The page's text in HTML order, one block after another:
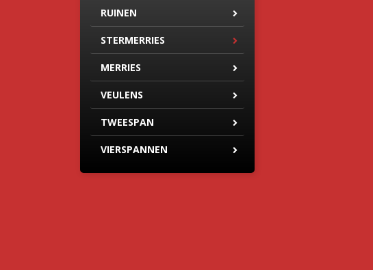
RUINEN
STERMERRIES
MERRIES
VEULENS
TWEESPAN
VIERSPANNEN